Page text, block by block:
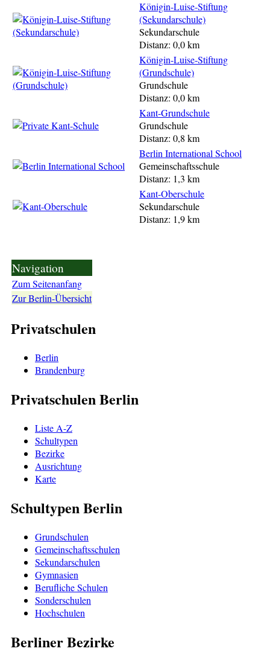
Königin-Luise-Stiftung
(Sekundarschule)
Sekundarschule
Distanz: 0,0 km
Königin-Luise-Stiftung
(Grundschule)
Grundschule
Distanz: 0,0 km
Kant-Grundschule
Grundschule
Distanz: 0,8 km
Berlin International School
Gemeinschaftsschule
Distanz: 1,3 km
Kant-Oberschule
Sekundarschule
Distanz: 1,9 km
Navigation
Zum Seitenanfang
Zur Berlin-Übersicht
Privatschulen
Berlin
Brandenburg
Privatschulen Berlin
Liste A-Z
Schultypen
Bezirke
Ausrichtung
Karte
Schultypen Berlin
Grundschulen
Gemeinschaftsschulen
Sekundarschulen
Gymnasien
Berufliche Schulen
Sonderschulen
Hochschulen
Berliner Bezirke